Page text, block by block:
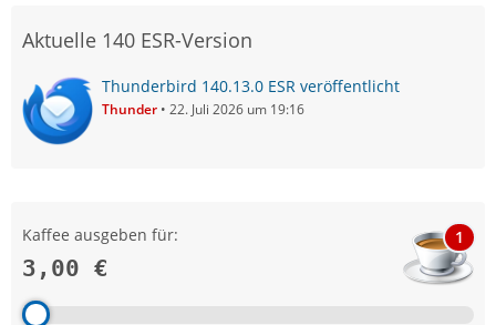
Aktuelle 140 ESR-Version
Thunderbird 140.13.0 ESR veröffentlicht
Thunder 22. Juli 2026 um 19:16
Kaffee ausgeben für:
3,00 €
1